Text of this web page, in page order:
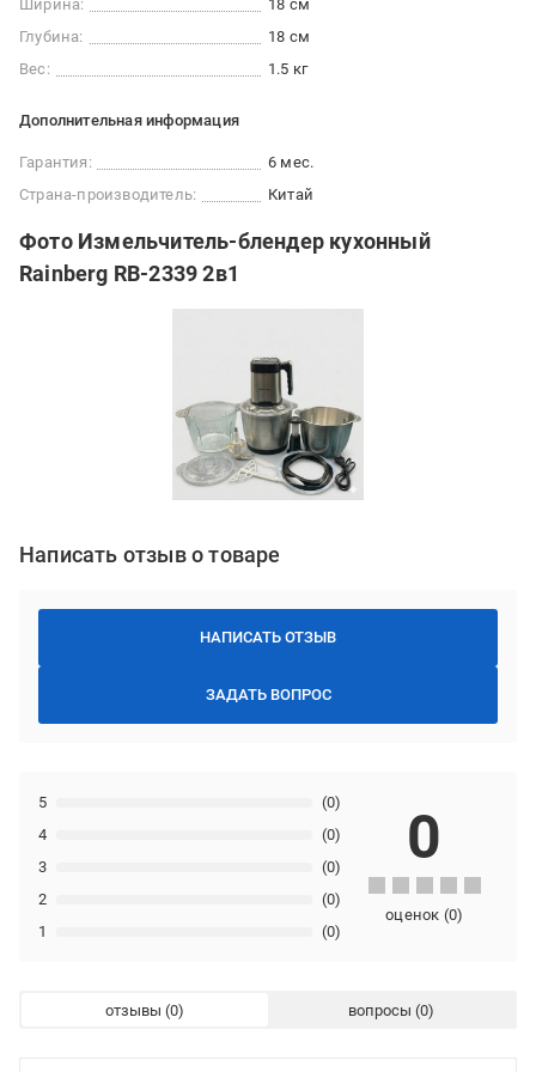
Ширина:
18 см
Глубина:
18 см
Вес:
1.5 кг
Дополнительная информация
Гарантия:
6 мес.
Страна-производитель:
Китай
Фото Измельчитель-блендер кухонный
Rainberg RB-2339 2в1
Написать отзыв о товаре
НАПИСАТЬ ОТЗЫВ
ЗАДАТЬ ВОПРОС
1 (0)
2 (0)
3 (0)
4 (0)
5 (0)
0
оценок (0)
отзывы вопросы